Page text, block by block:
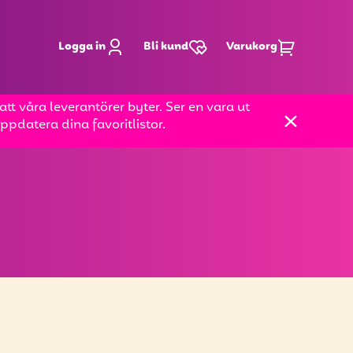
Logga in Bli kund Varukorg
våra leverantörer byter. Ser en vara ut
dina favoritlistor.